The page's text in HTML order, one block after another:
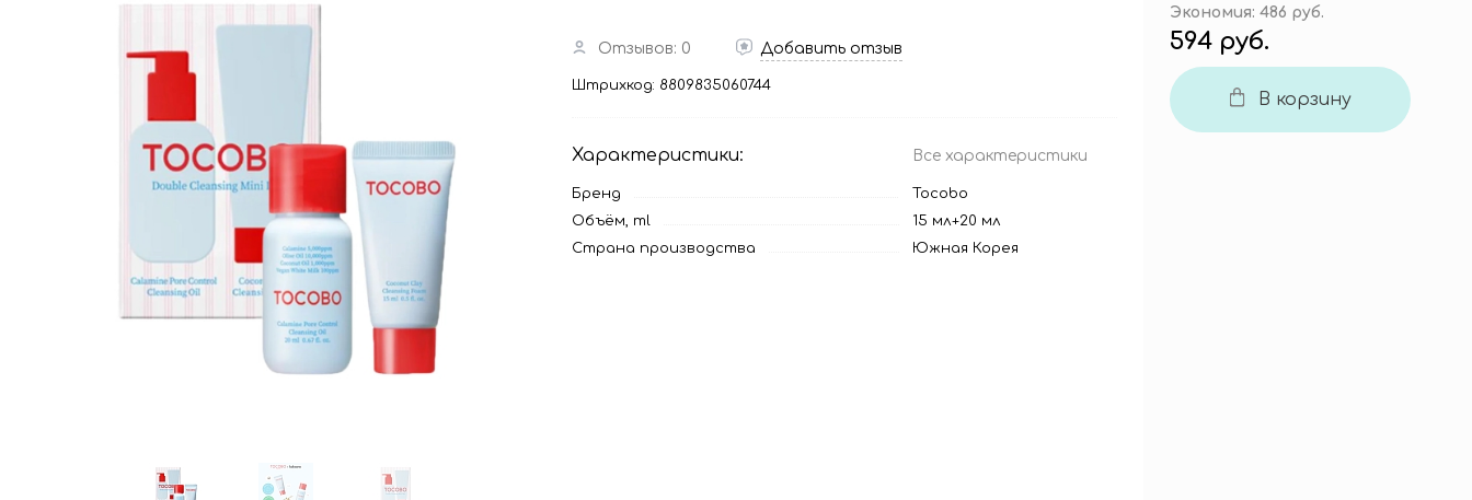
Отзывов: 0 Добавить отзыв
Штрихкод: 8809835060744
Характеристики: Все характеристики
Бренд
Tocobo
Объём, ml
15 мл+20 мл
Страна производства
Южная Корея
Экономия: 486 руб.
594 руб.
В корзину